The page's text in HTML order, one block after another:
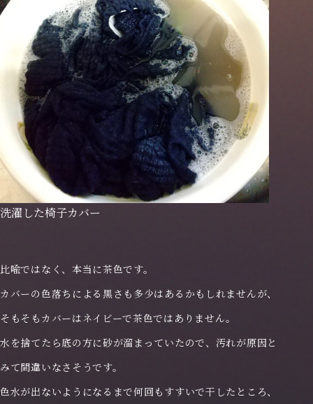
トップページ
理念
企業情報
洗濯した椅子カバー
比喩ではなく、本当に茶色です。
カバーの色落ちによる黒さも多少はあるかもしれませんが、
そもそもカバーはネイビーで茶色ではありません。
水を捨てたら底の方に砂が溜まっていたので、汚れが原因と
みて間違いなさそうです。
色水が出ないようになるまで何回もすすいで干したところ、